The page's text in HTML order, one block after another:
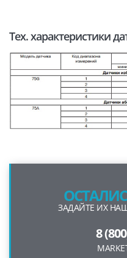
Тех. характеристики
ЗАДАЙТЕ ИХ
8